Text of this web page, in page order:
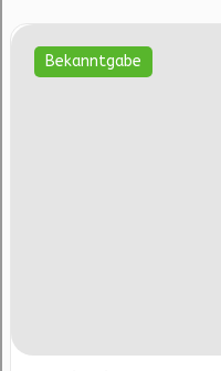
Bekanntgabe